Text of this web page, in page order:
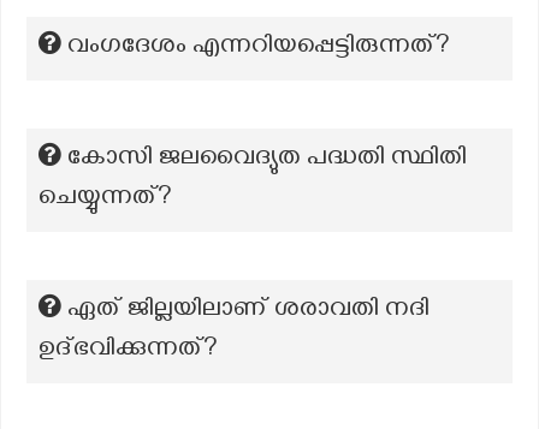
വംഗദേശം എന്നറിയപ്പെട്ടിരുന്നത്?
കോസി ജലവൈദ്യുത പദ്ധതി സ്ഥിതി
ചെയ്യുന്നത്?
ഏത് ജില്ലയിലാണ് ശരാവതി നദി
ഉദ്ഭവിക്കുന്നത്?